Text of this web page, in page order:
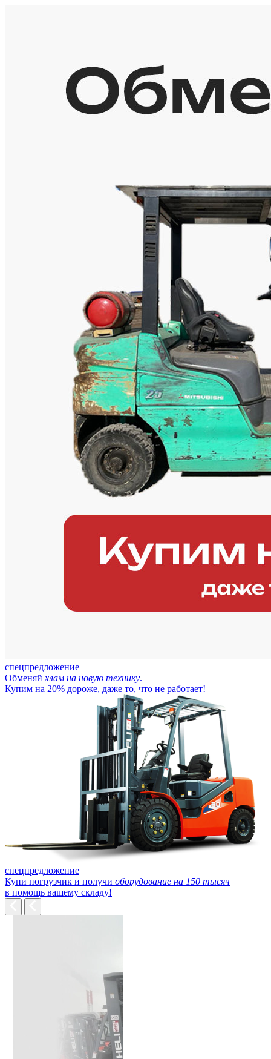
спецпредложение
Обменяй хлам на новую технику.
Купим на 20% дороже, даже то, что не работает!
спецпредложение
Купи погрузчик и получи оборудование на 150 тысяч
в помощь вашему складу!